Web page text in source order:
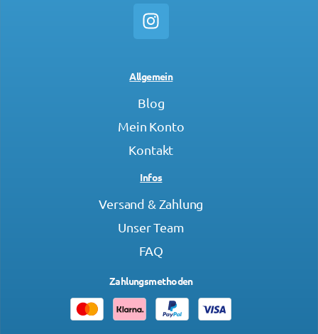
Allgemein
Blog
Mein Konto
Kontakt
Infos
Versand & Zahlung
Unser Team
FAQ
Zahlungsmethoden